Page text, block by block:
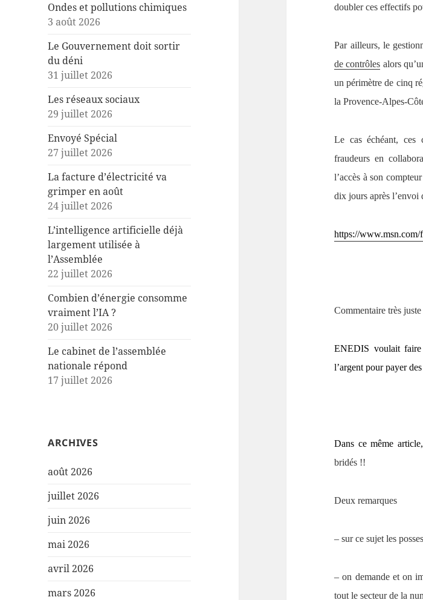
Ondes et pollutions chimiques
3 août 2026
Le Gouvernement doit sortir
du déni
31 juillet 2026
Les réseaux sociaux
29 juillet 2026
Envoyé Spécial
27 juillet 2026
La facture d’électricité va
grimper en août
24 juillet 2026
L’intelligence artificielle déjà
largement utilisée à
l’Assemblée
22 juillet 2026
Combien d’énergie consomme
vraiment l’IA ?
20 juillet 2026
Le cabinet de l’assemblée
nationale répond
17 juillet 2026
ARCHIVES
août 2026
juillet 2026
juin 2026
mai 2026
avril 2026
mars 2026
doubler ces effectifs
Par ailleurs, le
de contrôles alors
un périmètre de cinq
la Provence-Alpes-
Le cas échéant, ces
fraudeurs en
l’accès à son
dix jours après l’envoi
https://
Commentaire très
ENEDIS voulait faire
l’argent pour payer
Dans ce même
bridés !!
Deux remarques
– sur ce sujet les
– on demande et on
tout le secteur de la